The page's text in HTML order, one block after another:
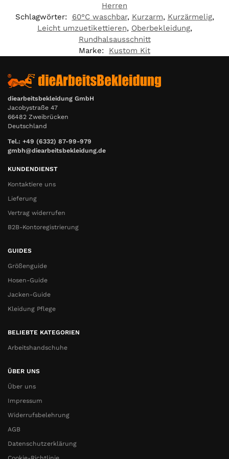
Herren
Schlagwörter:
60°C waschbar, Kurzarm, Kurzärmelig,
Leicht umzuetikettieren, Oberbekleidung,
Rundhalsausschnitt
Marke:
Kustom Kit
diearbeitsbekleidung GmbH
Jacobystraße 47
66482 Zweibrücken
Deutschland
Tel.: +49 (6332) 87-99-979
gmbh@diearbeitsbekleidung.de
KUNDENDIENST
Kontaktiere uns
Lieferung
Vertrag widerrufen
B2B-Kontoregistrierung
GUIDES
Größenguide
Hosen-Guide
Jacken-Guide
Kleidung Pflege
BELIEBTE KATEGORIEN
Arbeitshandschuhe
ÜBER UNS
Über uns
Impressum
Widerrufsbelehrung
AGB
Datenschutzerklärung